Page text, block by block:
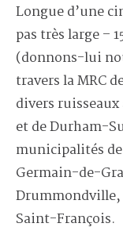
Longue d’une
pas très large –
(donnons-lui
travers la MRC
divers
et de Durham-
municipalités
Germain-de-
Drummondville,
Saint-François.